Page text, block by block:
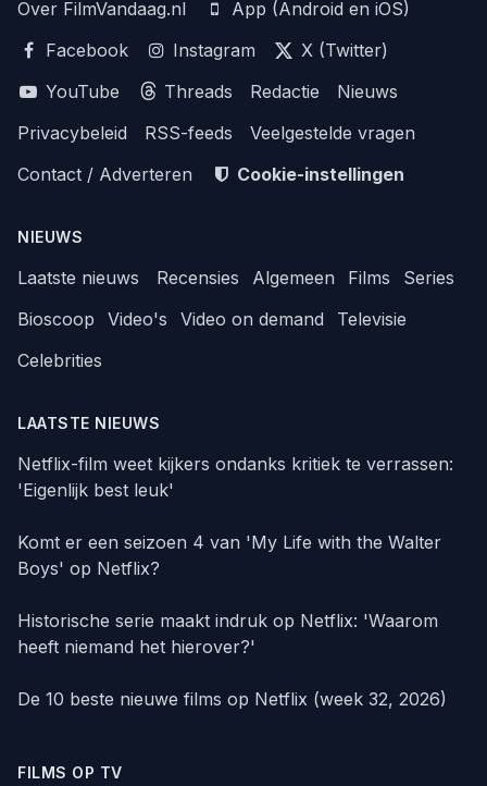
Over FilmVandaag.nl
App (Android en iOS)
Facebook
Instagram
X (Twitter)
YouTube
Threads Redactie
Nieuws
Privacybeleid
RSS-feeds
Veelgestelde vragen
Contact / Adverteren
Cookie-instellingen
NIEUWS
Laatste nieuws Recensies Algemeen Films
Series
Bioscoop
Video's Video on demand
Televisie
Celebrities
LAATSTE NIEUWS
Netflix-film weet kijkers ondanks kritiek te verrassen:
'Eigenlijk best leuk'
Komt er een seizoen 4 van 'My Life with the Walter
Boys' op Netflix?
Historische serie maakt indruk op Netflix: 'Waarom
heeft niemand het hierover?'
De 10 beste nieuwe films op Netflix (week 32, 2026)
FILMS OP TV